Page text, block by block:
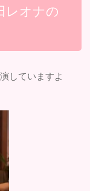
レオナの
していますよ